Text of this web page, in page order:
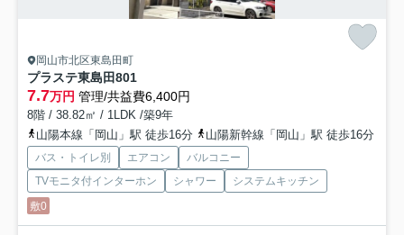
岡山市北区東島田町
プラステ東島田801
7.7万円 管理/共益費6,400円
8階 / 38.82㎡ / 1LDK /築9年
山陽本線「岡山」駅 徒歩16分
山陽新幹線「岡山」駅 徒歩16分
バス・トイレ別 エアコン
バルコニー
TVモニタ付インターホン
シャワー
システムキッチン
敷0